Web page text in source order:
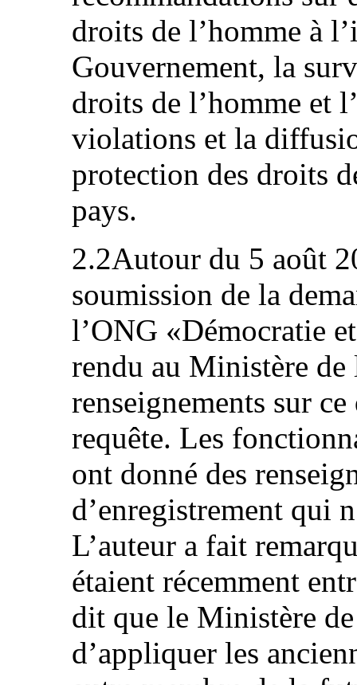
droits de l’homme à
Gouvernement, la
droits de l’homme et
violations et la
protection des droits
pays.
2.2Autour du 5 août
soumission de la
l’ONG «Démocratie
rendu au Ministère
renseignements sur
requête. Les
ont donné des
d’enregistrement qui
L’auteur a fait
étaient récemment
dit que le Ministère
d’appliquer les